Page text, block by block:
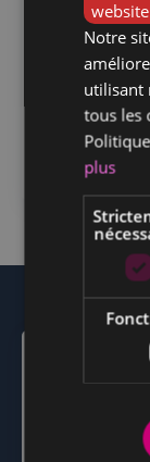
Notre
utilisant
tous les
plus